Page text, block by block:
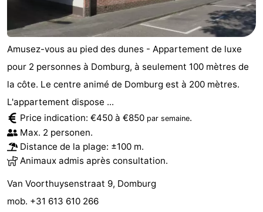
Amusez-vous au pied des dunes - Appartement de luxe
pour 2 personnes à Domburg, à seulement 100 mètres de
la côte. Le centre animé de Domburg est à 200 mètres.
L'appartement dispose ...
Price indication: €450 à €850 par semaine.
Max. 2 personen.
Distance de la plage: ±100 m.
Animaux admis après consultation.
Van Voorthuysenstraat 9, Domburg
mob. +31 613 610 266